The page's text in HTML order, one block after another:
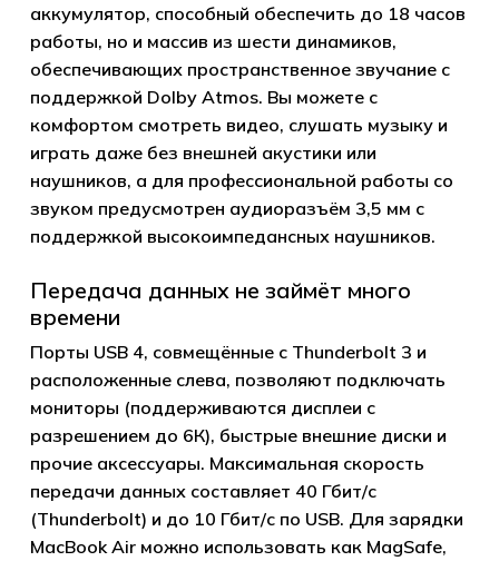
аккумулятор, способный обеспечить до 18 часов
работы, но и массив из шести динамиков,
обеспечивающих пространственное звучание с
поддержкой Dolby Atmos. Вы можете с
комфортом смотреть видео, слушать музыку и
играть даже без внешней акустики или
наушников, а для профессиональной работы со
звуком предусмотрен аудиоразъём 3,5 мм с
поддержкой высокоимпедансных наушников.
Передача данных не займёт много
времени
Порты USB 4, совмещённые с Thunderbolt 3 и
расположенные слева, позволяют подключать
мониторы (поддерживаются дисплеи с
разрешением до 6К), быстрые внешние диски и
прочие аксессуары. Максимальная скорость
передачи данных составляет 40 Гбит/с
(Thunderbolt) и до 10 Гбит/с по USB. Для зарядки
MacBook Air можно использовать как MagSafe,